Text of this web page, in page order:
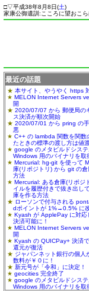
□▽平成38年8月8日(土)
家康公御遺訓:こころに望おこ
最近の話題
本サイト、やうやく https
MELON Internet Servers
開
2020/07/07 から 郵便局の
ス決済が順次開始
2020/07/01 から pring の
悪
C++ の lambda 関数を関数
たときの標準の渡し方は値
google のメタビルドシス
Windows 用のバイナリを取
Mercurial: hg-git を使って
庫(リポジトリ) から git の倉
方法
Mercurial: ある倉庫(リポジ
イルを履歴付きで抜き出し
庫を作る方法
ローソンで付与される
dポイントが 1%→0.5% に
Kyash が ApplePay に対応
決済可能に！
MELON Internet Servers
開
Kyash の QUICPay+ 決済
還元が復活
ジャパンネット銀行の個人
数料が￥０に！
新元号が「令和」に決定！
geocities 完全終了
google のメタビルドシス
Windows 用のバイナリを取